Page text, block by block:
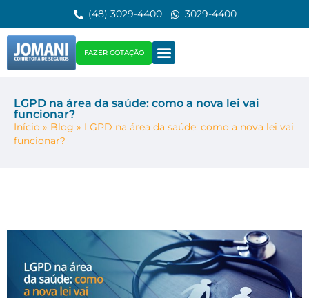
(48) 3029-4400 3029-4400
FAZER COTAÇÃO
LGPD na área da saúde: como a nova lei vai
funcionar?
Início » Blog » LGPD na área da saúde: como a nova lei vai
funcionar?